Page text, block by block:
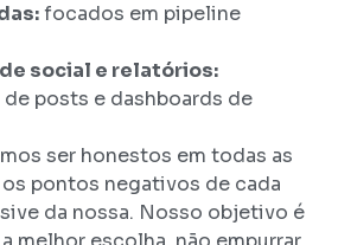
focados em pipeline
social e relatórios:
posts e dashboards de
ser honestos em todas as
pontos negativos de cada
da nossa. Nosso objetivo é